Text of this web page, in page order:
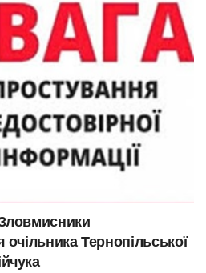
Тернопільської